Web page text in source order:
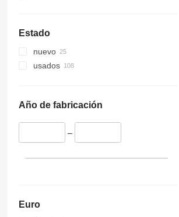
Estado
nuevo
usados
Año de fabricación
–
Euro